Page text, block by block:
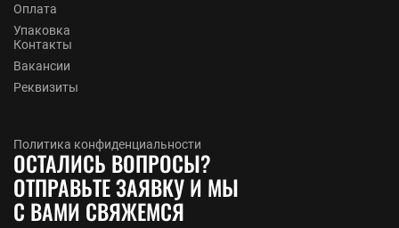
Оплата
Упаковка
Контакты
Вакансии
Реквизиты
Политика конфиденциальности
ОСТАЛИСЬ ВОПРОСЫ?
ОТПРАВЬТЕ ЗАЯВКУ И МЫ
С ВАМИ СВЯЖЕМСЯ